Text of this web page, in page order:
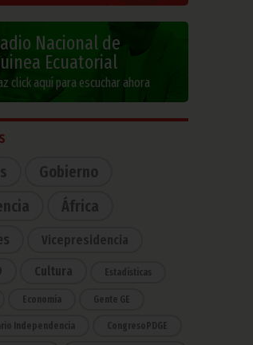
Nacional de
Ecuatorial
click aquí para escuchar ahora
Gobierno
África
Vicepresidencia
Cultura Estadísticas
Economía Gente GE
Independencia CongresoPDGE